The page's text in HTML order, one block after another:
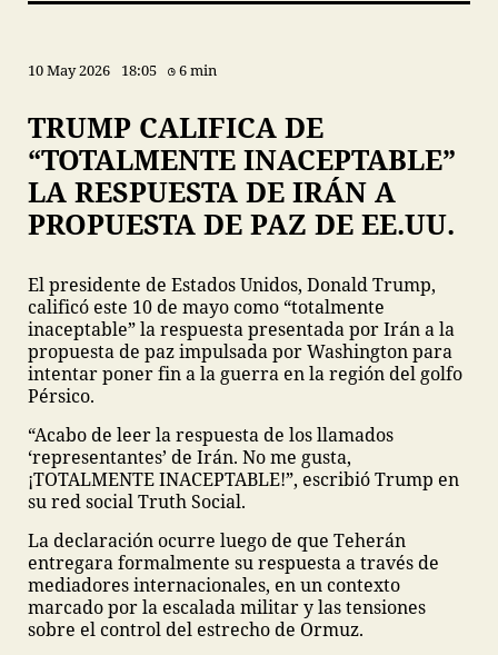
10 May 2026 18:05 6 min
TRUMP CALIFICA DE
“TOTALMENTE INACEPTABLE”
LA RESPUESTA DE IRÁN A
PROPUESTA DE PAZ DE EE.UU.
El presidente de Estados Unidos, Donald Trump,
calificó este 10 de mayo como “totalmente
inaceptable” la respuesta presentada por Irán a la
propuesta de paz impulsada por Washington para
intentar poner fin a la guerra en la región del golfo
Pérsico.
“Acabo de leer la respuesta de los llamados
‘representantes’ de Irán. No me gusta,
¡TOTALMENTE INACEPTABLE!”, escribió Trump en
su red social Truth Social.
La declaración ocurre luego de que Teherán
entregara formalmente su respuesta a través de
mediadores internacionales, en un contexto
marcado por la escalada militar y las tensiones
sobre el control del estrecho de Ormuz.